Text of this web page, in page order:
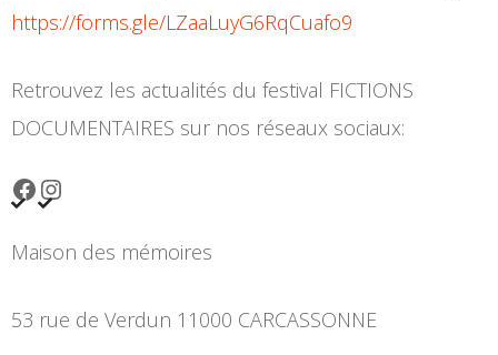
https://forms.gle/LZaaLuyG6RqCuafo9
Retrouvez les actualités du festival FICTIONS
DOCUMENTAIRES sur nos réseaux sociaux:
Facebook
Instagram
Maison des mémoires
53 rue de Verdun 11000 CARCASSONNE